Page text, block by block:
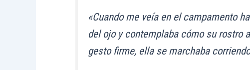
«Cuando me veía en el campamento
del ojo y contemplaba cómo su rostro
gesto firme, ella se marchaba